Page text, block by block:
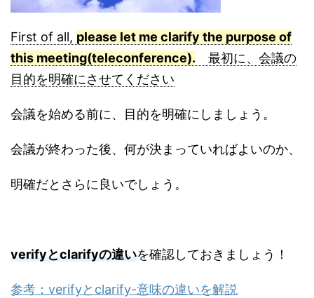
First of all, please let me clarify the purpose of
this meeting(teleconference). 最初に、会議の
目的を明確にさせてください
会議を始める前に、目的を明確にしましょう。
会議が終わった後、何が決まっていればよいのか、
明確だとさらに良いでしょう。
verifyとclarifyの違いを確認しておきましょう！
参考：verifyとclarify-意味の違いを解説